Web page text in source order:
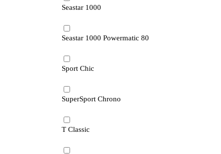
Seastar 1000
Seastar 1000 Powermatic 80
Sport Chic
SuperSport Chrono
T Classic